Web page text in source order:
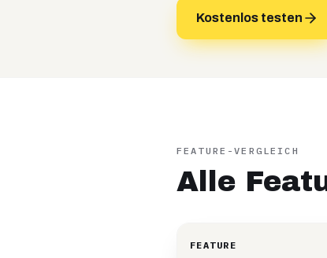
Kostenlos testen
FEATURE-VERGLEICH
Alle
FEATURE